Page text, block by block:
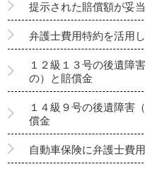
提示された賠償額が妥
弁護士費用特約を活用
１２級１３号の後遺障
の）と賠償金
１４級９号の後遺障害
償金
自動車保険に弁護士費